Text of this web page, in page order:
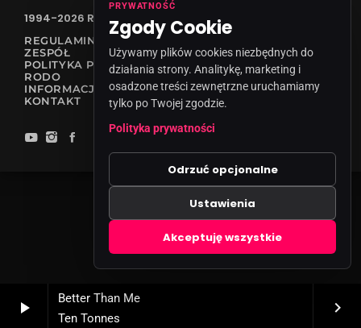
play_arrow
Better Than Me
Ten Tonnes
keyboard_arrow_right
1994-2026 RADIO VANESSA SPÓŁKA Z O.O
REGULAMIN KONKURSÓW
ZESPÓŁ
POLITYKA PRYWATNOŚCI
RODO
INFORMACJA O NADAWCY
KONTAKT
PRYWATNOŚĆ
Zgody Cookie
Używamy plików cookies niezbędnych do
działania strony. Analitykę, marketing i
osadzone treści zewnętrzne uruchamiamy
tylko po Twojej zgodzie.
Polityka prywatności
Odrzuć opcjonalne
Ustawienia
Akceptuję wszystkie
Zgody cookies